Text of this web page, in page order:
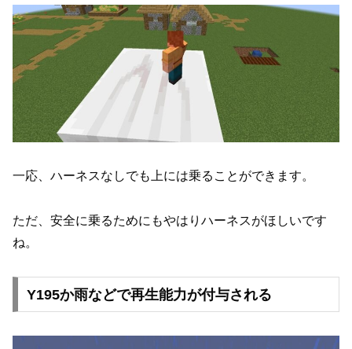
一応、ハーネスなしでも上には乗ることができます。
ただ、安全に乗るためにもやはりハーネスがほしいです
ね。
Y195か雨などで再生能力が付与される